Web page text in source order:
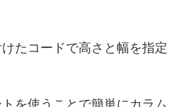
たコードで高さと幅を指定